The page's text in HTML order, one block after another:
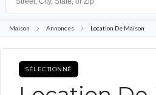
Maison Annonces Location De Maison
SÉLECTIONNÉ